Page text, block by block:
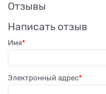
Отзывы
Написать отзыв
Имя
Электронный адрес